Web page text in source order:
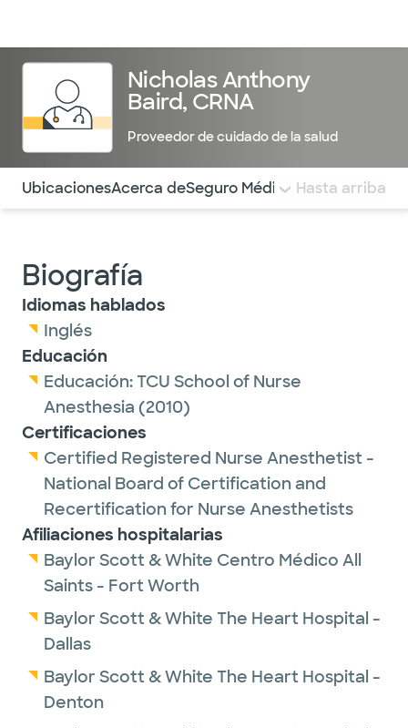
Nicholas Anthony
Baird, CRNA
Proveedor de cuidado de la salud
Utilice esta navegación para saltar rápidamente a
UbicacionesAcerca deSeguro Médico COMENTARIOS
Hasta arriba
Biografía
Idiomas hablados
Inglés
Educación
Educación:TCU School of Nurse
Anesthesia (2010)
Certificaciones
Certified Registered Nurse Anesthetist -
National Board of Certification and
Recertification for Nurse Anesthetists
Afiliaciones hospitalarias
Baylor Scott & White Centro Médico All
Saints - Fort Worth
Baylor Scott & White The Heart Hospital -
Dallas
Baylor Scott & White The Heart Hospital -
Denton